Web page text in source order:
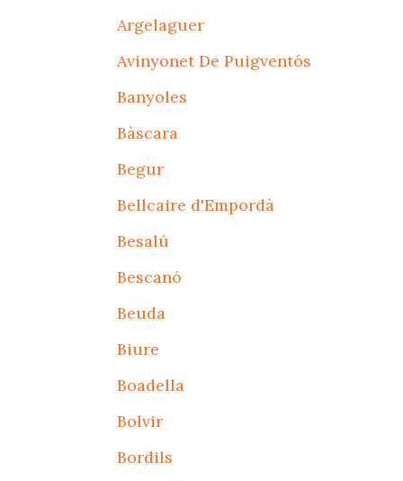
Argelaguer
Avinyonet De Puigventós
Banyoles
Bàscara
Begur
Bellcaire d'Empordà
Besalú
Bescanó
Beuda
Biure
Boadella
Bolvir
Bordils